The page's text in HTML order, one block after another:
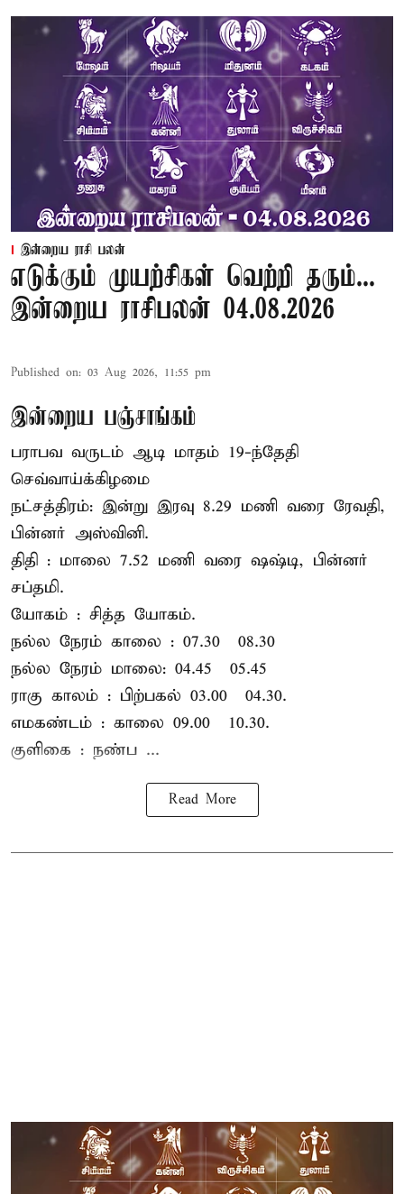
இன்றைய ராசி பலன்
எடுக்கும் முயற்சிகள் வெற்றி தரும்...
இன்றைய ராசிபலன் 04.08.2026
Published on: 03 Aug 2026, 11:55 pm
இன்றைய பஞ்சாங்கம்
பராபவ வருடம் ஆடி மாதம் 19-ந்தேதி
செவ்வாய்க்கிழமை
நட்சத்திரம்: இன்று இரவு 8.29 மணி வரை ரேவதி,
பின்னர் அஸ்வினி.
திதி : மாலை 7.52 மணி வரை ஷஷ்டி, பின்னர்
சப்தமி.
யோகம் : சித்த யோகம்.
நல்ல நேரம் காலை : 07.30 – 08.30
நல்ல நேரம் மாலை: 04.45 – 05.45
ராகு காலம் : பிற்பகல் 03.00 – 04.30.
எமகண்டம் : காலை 09.00 – 10.30.
குளிகை : நண்ப ...
Read More